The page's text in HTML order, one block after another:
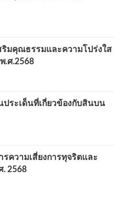
ริมคุณธรรมและความโปร่งใส
.ศ.2568
ประเด็นที่เกี่ยวข้องกับสินบน
ความเสี่ยงการทุจริตและ
2568